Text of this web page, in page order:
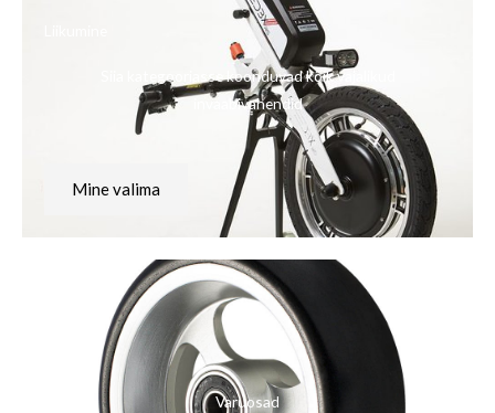
Siia kategooriasse koonduvad kõik vajalikud
invaabivahendid
Mine valima
Varuosad